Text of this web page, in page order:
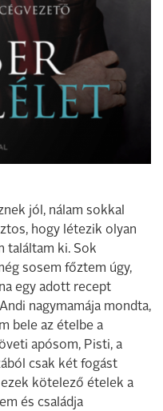
jól, nálam sokkal
hogy létezik olyan
találtam ki. Sok
sosem főztem úgy,
egy adott recept
nagymamája mondta,
bele az ételbe a
apósom, Pisti, a
csak két fogást
kötelező ételek a
és családja